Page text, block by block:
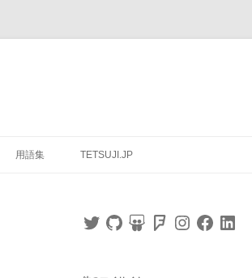
用語集 TETSUJI.JP
TwitterGitHubSlideShareFoursquare
InstagramFacebookLinkedIn